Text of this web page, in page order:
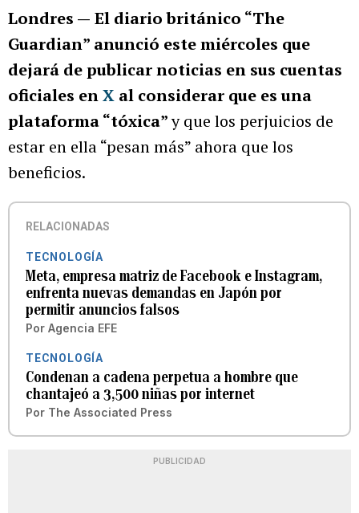
Londres — El diario británico “The
Guardian” anunció este miércoles que
dejará de publicar noticias en sus cuentas
oficiales enX al considerar que es una
plataforma “tóxica”y que los perjuicios de
estar en ella “pesan más” ahora que los
beneficios.
RELACIONADAS
TECNOLOGÍA
Meta, empresa matriz de Facebook e Instagram,
enfrenta nuevas demandas en Japón por
permitir anuncios falsos
Por Agencia EFE
TECNOLOGÍA
Condenan a cadena perpetua a hombre que
chantajeó a 3,500 niñas por internet
Por The Associated Press
PUBLICIDAD